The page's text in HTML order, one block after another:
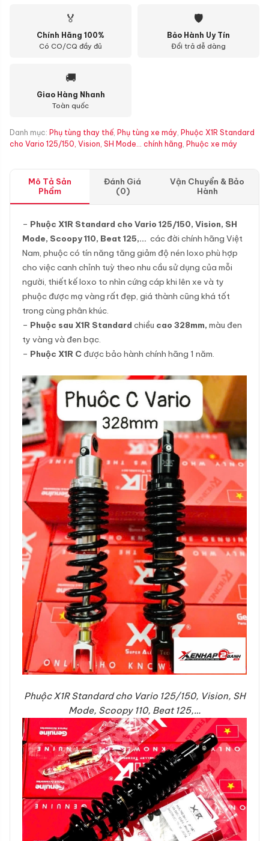
🏅
Chính Hãng 100%
Có CO/CQ đầy đủ
🛡
Bảo Hành Uy Tín
Đổi trả dễ dàng
🚚
Giao Hàng Nhanh
Toàn quốc
Danh mục: Phụ tùng thay thế, Phụ tùng xe máy, Phuộc X1R Standard
cho Vario 125/150, Vision, SH Mode... chính hãng, Phuộc xe máy
Mô Tả Sản
Phẩm
Đánh Giá
(0)
Vận Chuyển & Bảo
Hành
– Phuộc X1R Standard cho Vario 125/150, Vision, SH
Mode, Scoopy 110, Beat 125,… ​ các đời chính hãng Việt
Nam, phuộc có tín năng tăng giảm độ nén loxo phù hợp
cho việc canh chỉnh tuỳ theo nhu cầu sử dụng của mỗi
người, thiết kế loxo to nhìn cứng cáp khi lên xe và ty
phuộc được mạ vàng rất đẹp, giá thành cũng khá tốt
trong cùng phân khúc.
– Phuộc sau X1R Standard chiều cao 328mm, màu đen
ty vàng và đen bạc.
– Phuộc X1R Cđược bảo hành chính hãng 1 năm.
Phuộc X1R Standard cho Vario 125/150, Vision, SH
Mode, Scoopy 110, Beat 125,…